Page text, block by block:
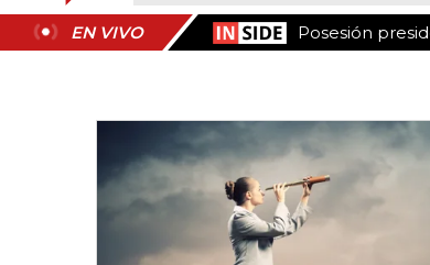
EN VIVO Posesión